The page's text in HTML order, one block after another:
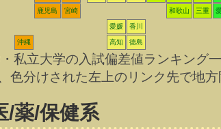
鹿児島 宮崎 和歌山 三重
愛媛 香川
沖縄 高知 徳島
私立大学の入試偏差値ランキング
分けされた左上のリンク先で地
/薬/保健系